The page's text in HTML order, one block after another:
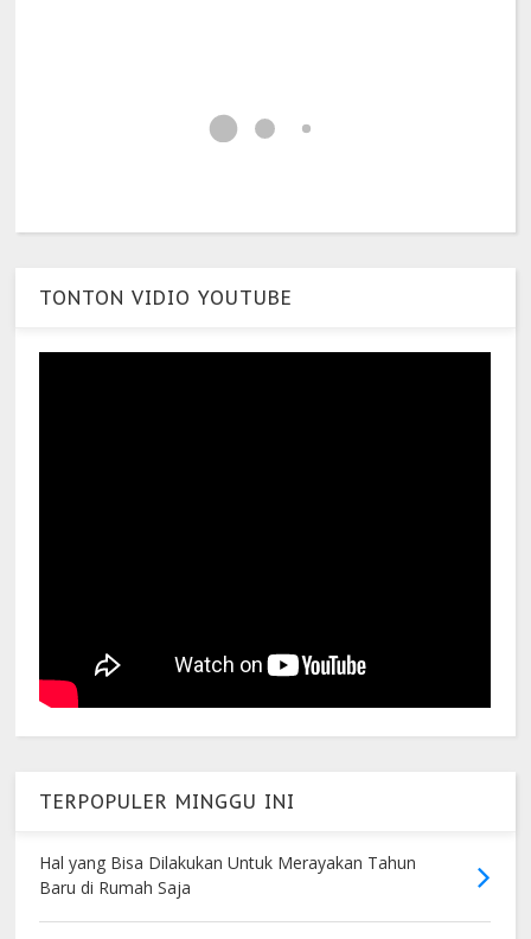
TONTON VIDIO YOUTUBE
TERPOPULER MINGGU INI
Hal yang Bisa Dilakukan Untuk Merayakan Tahun
Baru di Rumah Saja